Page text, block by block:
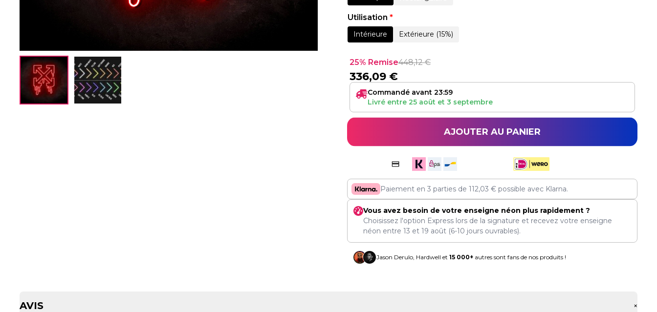
Utilisation *
Intérieure Extérieure (15%)
25% Remise448,12€
336,09 €
Commandé avant 23:59
Livré entre 25 août et 3 septembre
AJOUTER AU PANIER
Paiement en 3 parties de112,03€ possible avec Klarna.
Vous avez besoin de votre enseigne néon plus rapidement ?
Choisissez l'option Express lors de la signature et recevez votre enseigne
néon entre 13 et 19 août(6-10 jours ouvrables).
Jason Derulo, Hardwell et 15 000+autres sont fans de nos produits !
AVIS +